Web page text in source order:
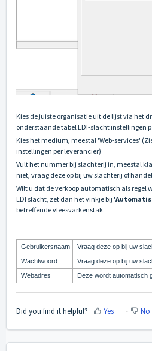
Kies de juiste organisatie uit de lijst via het
onderstaande tabel EDI-slacht instellingen
Kies het medium, meestal 'Web-services'
instellingen per leverancier)
Vult het nummer bij slachterij in, meestal
niet, vraag deze op bij uw slachterij of
Wilt u dat de verkoop automatisch als regel
EDI slacht, zet dan het vinkje bij
betreffende vleesvarkenstak.
Gebruikersnaam
Vraag deze op bij uw
Wachtwoord
Vraag deze op bij uw
Webadres
Deze wordt automatisch
Did you find it helpful? Yes No